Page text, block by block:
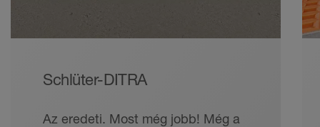
Schlüter-DITRA
Az eredeti. Most még jobb! Még a